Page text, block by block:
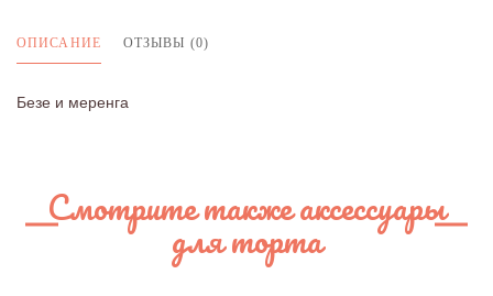
ОПИСАНИЕ ОТЗЫВЫ (0)
Безе и меренга
Смотрите также аксессуары
для торта